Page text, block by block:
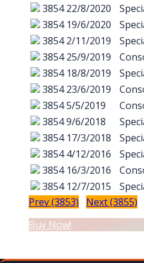
3854 22/8/2020
3854 19/6/2020
3854 2/11/2019
3854 25/9/2019
3854 18/8/2019
3854 23/6/2019
38545/5/2019
38549/6/2018
3854 17/3/2018
3854 4/12/2016
3854 16/3/2016
3854 12/7/2015
Prev (3853)
Next (3855)
Buy Now!